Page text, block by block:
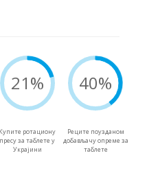
21%
Купите ротациону
пресу за таблете у
Украјини
40%
Реците поузданом
добављачу опреме за
таблете